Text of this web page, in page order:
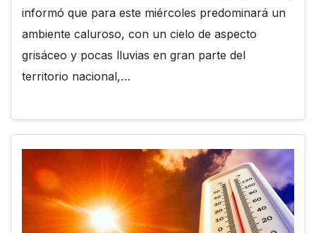
informó que para este miércoles predominará un
ambiente caluroso, con un cielo de aspecto
grisáceo y pocas lluvias en gran parte del
territorio nacional,…